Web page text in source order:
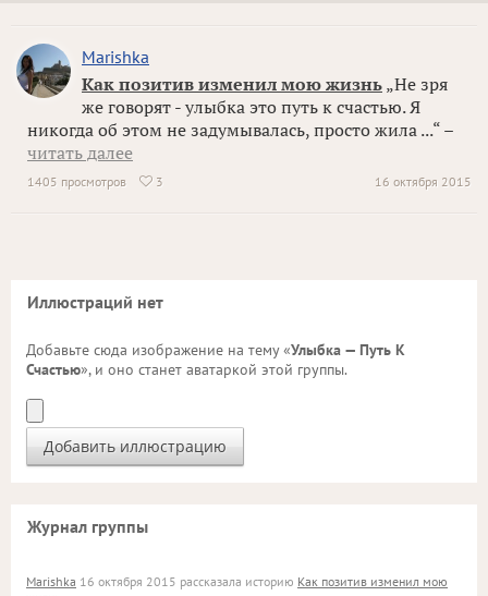
Marishka
Как позитив изменил мою жизнь „Не зря
же говорят - улыбка это путь к счастью. Я
никогда об этом не задумывалась, просто жила ...“ –
читать далее
16 октября 2015
1405 просмотров  3
Иллюстраций нет
Добавьте сюда изображение на тему «Улыбка — Путь К
Счастью», и оно станет аватаркой этой группы.
Журнал группы
Marishka 16 октября 2015 рассказала историю Как позитив изменил мою